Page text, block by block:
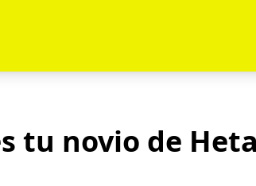
tu novio de